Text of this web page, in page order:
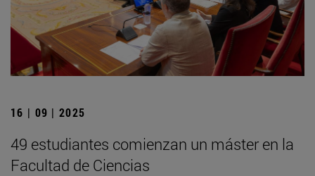
16 | 09 | 2025
49 estudiantes comienzan un máster en la
Facultad de Ciencias